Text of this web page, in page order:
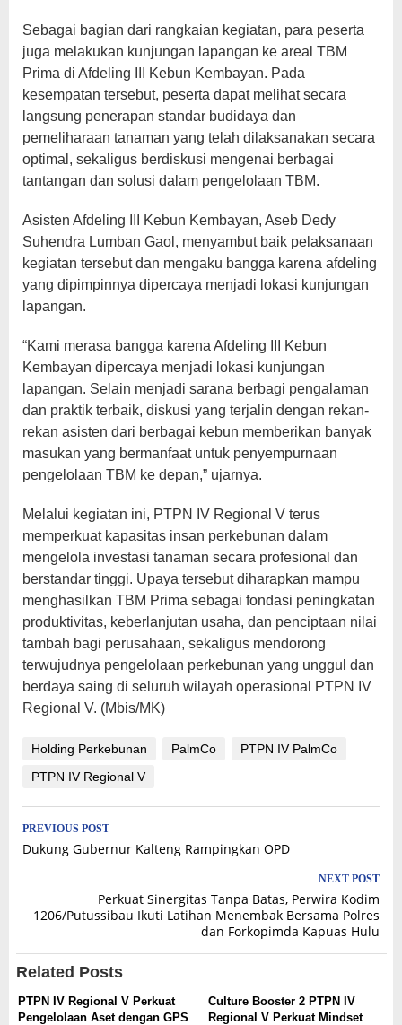
Sebagai bagian dari rangkaian kegiatan, para peserta
juga melakukan kunjungan lapangan ke areal TBM
Prima di Afdeling III Kebun Kembayan. Pada
kesempatan tersebut, peserta dapat melihat secara
langsung penerapan standar budidaya dan
pemeliharaan tanaman yang telah dilaksanakan secara
optimal, sekaligus berdiskusi mengenai berbagai
tantangan dan solusi dalam pengelolaan TBM.
Asisten Afdeling III Kebun Kembayan, Aseb Dedy
Suhendra Lumban Gaol, menyambut baik pelaksanaan
kegiatan tersebut dan mengaku bangga karena afdeling
yang dipimpinnya dipercaya menjadi lokasi kunjungan
lapangan.
“Kami merasa bangga karena Afdeling III Kebun
Kembayan dipercaya menjadi lokasi kunjungan
lapangan. Selain menjadi sarana berbagi pengalaman
dan praktik terbaik, diskusi yang terjalin dengan rekan-
rekan asisten dari berbagai kebun memberikan banyak
masukan yang bermanfaat untuk penyempurnaan
pengelolaan TBM ke depan,” ujarnya.
Melalui kegiatan ini, PTPN IV Regional V terus
memperkuat kapasitas insan perkebunan dalam
mengelola investasi tanaman secara profesional dan
berstandar tinggi. Upaya tersebut diharapkan mampu
menghasilkan TBM Prima sebagai fondasi peningkatan
produktivitas, keberlanjutan usaha, dan penciptaan nilai
tambah bagi perusahaan, sekaligus mendorong
terwujudnya pengelolaan perkebunan yang unggul dan
berdaya saing di seluruh wilayah operasional PTPN IV
Regional V. (Mbis/MK)
Holding Perkebunan PalmCo
PTPN IV PalmCo
PTPN IV Regional V
Post
navigation
PREVIOUS POST
Dukung Gubernur Kalteng Rampingkan OPD
NEXT POST
Perkuat Sinergitas Tanpa Batas, Perwira Kodim
1206/Putussibau Ikuti Latihan Menembak Bersama Polres
dan Forkopimda Kapuas Hulu
Related Posts
PTPN IV Regional V Perkuat
Pengelolaan Aset dengan GPS
Culture Booster 2 PTPN IV
Regional V Perkuat Mindset